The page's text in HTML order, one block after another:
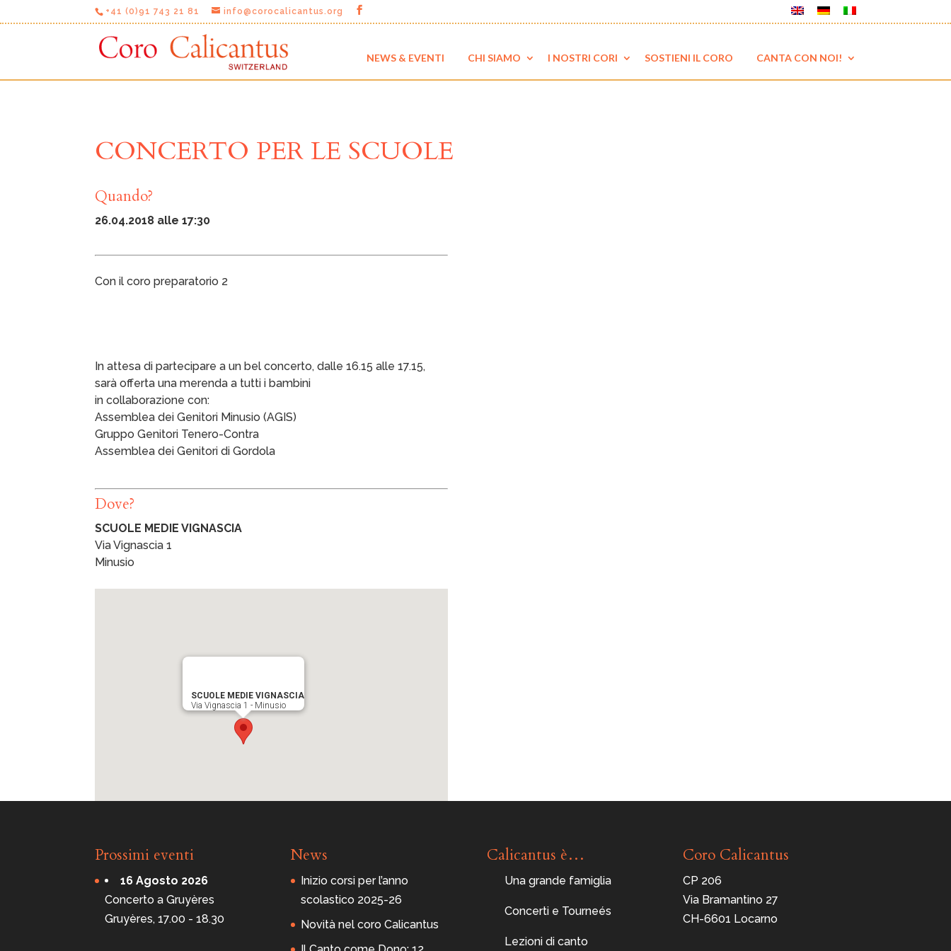
+41 (0)91 743 21 81 info@corocalicantus.org
NEWS & EVENTI CHI SIAMO I NOSTRI CORI SOSTIENI IL CORO CANTA CON NOI!
CONCERTO PER LE SCUOLE
Quando?
26.04.2018 alle 17:30
Con il coro preparatorio 2
In attesa di partecipare a un bel concerto, dalle 16.15 alle 17.15,
sarà offerta una merenda a tutti i bambini
in collaborazione con:
Assemblea dei Genitori Minusio (AGIS)
Gruppo Genitori Tenero-Contra
Assemblea dei Genitori di Gordola
Dove?
SCUOLE MEDIE VIGNASCIA
Via Vignascia 1
Minusio
SCUOLE MEDIE VIGNASCIA
Via Vignascia 1 - Minusio
Prossimi eventi
16 Agosto 2026
Concerto a Gruyères
Gruyères, 17.00 - 18.30
News
Inizio corsi per l’anno
scolastico 2025-26
Novità nel coro Calicantus
Calicantus è…
Una grande famiglia
Concerti e Tourneés
Lezioni di canto
Coro Calicantus
CP 206
Via Bramantino 27
CH-6601 Locarno